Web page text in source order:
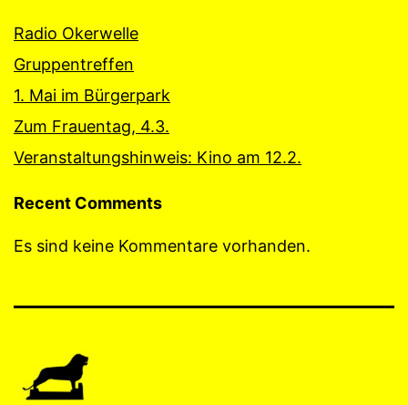
Radio Okerwelle
Gruppentreffen
1. Mai im Bürgerpark
Zum Frauentag, 4.3.
Veranstaltungshinweis: Kino am 12.2.
Recent Comments
Es sind keine Kommentare vorhanden.